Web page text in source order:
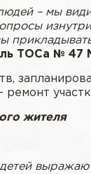
– мы
ТОСа № 47
жителя